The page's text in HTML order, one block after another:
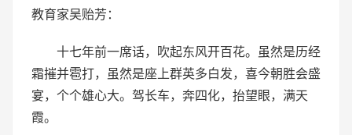
教育家吴贻芳：
十七年前一席话，吹起东风开百花。虽然是历经
霜摧并雹打，虽然是座上群英多白发，喜今朝胜会盛
宴，个个雄心大。驾长车，奔四化，抬望眼，满天
霞。